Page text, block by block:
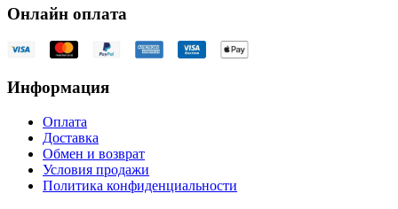
Онлайн оплата
Информация
Оплата
Доставка
Обмен и возврат
Условия продажи
Политика конфиденциальности